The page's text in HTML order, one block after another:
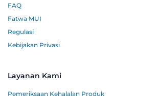
FAQ
Fatwa MUI
Regulasi
Kebijakan Privasi
Layanan Kami
Pemeriksaan Kehalalan Produk